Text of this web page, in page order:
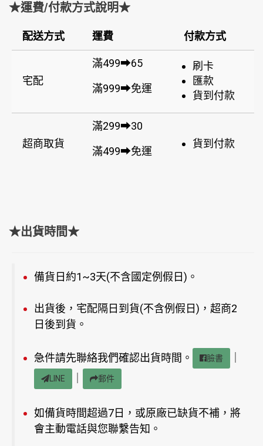
★運費/付款方式說明★
配送方式 運費 付款方式
宅配
滿499➡65
滿999➡免運
刷卡
匯款
貨到付款
超商取貨
滿299➡30
滿499➡免運
貨到付款
★出貨時間★
備貨日約1~3天(不含國定例假日)。
出貨後，宅配隔日到貨(不含例假日)，超商2
日後到貨。
急件請先聯絡我們確認出貨時間。 臉書
LINE 郵件
如備貨時間超過7日，或原廠已缺貨不補，將
會主動電話與您聯繫告知。